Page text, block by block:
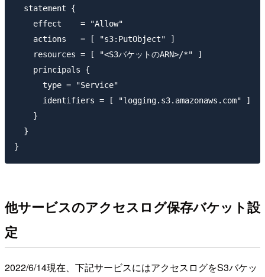
  statement {
    effect    = "Allow"
    actions   = [ "s3:PutObject" ]
    resources = [ "<S3バケットのARN>/*" ]
    principals {
      type = "Service"
      identifiers = [ "logging.s3.amazonaws.com" ]
    }
  }
他サービスのアクセスログ保存バケット設
定
2022/6/14現在、下記サービスにはアクセスログをS3バケッ